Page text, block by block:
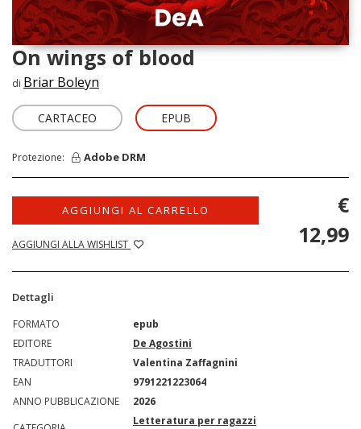
On wings of blood
di Briar Boleyn
CARTACEO EPUB
Protezione: Adobe DRM
AGGIUNGI AL CARRELLO
AGGIUNGI ALLA WISHLIST
€
12,99
Dettagli
FORMATO
epub
EDITORE
De Agostini
TRADUTTORI
Valentina Zaffagnini
EAN
9791221223064
ANNO PUBBLICAZIONE
2026
Letteratura per ragazzi